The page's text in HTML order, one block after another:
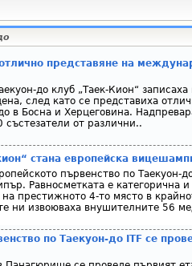
представяне на
до клуб „Таек-Кион“
след като се представиха
в Босна и Херцеговина.
състезатели от различни..
стана eвропейска
първенство по Таекуон-
Равносметката е категорична и
престижното 4-то място в
ни извоюваха внушителните 56
по Таекуон-до ITF се